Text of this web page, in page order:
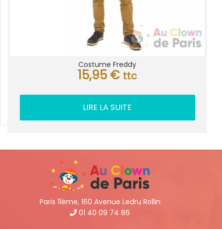
Costume Freddy
15,95 € ttc
LIRE LA SUITE
Paris 11ème, 160 Avenue Ledru Rollin
01 40 09 74 86